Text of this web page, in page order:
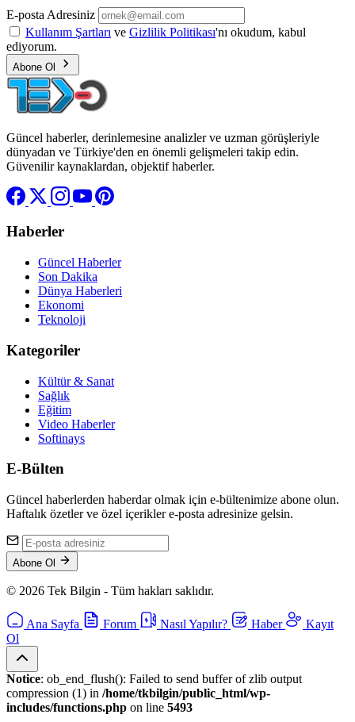
E-posta Adresiniz
Kullanım Şartları ve Gizlilik Politikası'nı okudum, kabul
ediyorum.
Abone Ol
Güncel haberler, derinlemesine analizler ve uzman görüşleriyle
dünyadan ve Türkiye'den en önemli gelişmeleri takip edin.
Güvenilir kaynaklardan, objektif haberler.
Haberler
Güncel Haberler
Son Dakika
Dünya Haberleri
Ekonomi
Teknoloji
Kategoriler
Kültür & Sanat
Sağlık
Eğitim
Video Haberler
Softinays
E-Bülten
Güncel haberlerden haberdar olmak için e-bültenimize abone olun.
Haftalık özetler ve özel içerikler e-posta adresinize gelsin.
Abone Ol
© 2026 Tek Bilgin - Tüm hakları saklıdır.
Ana Sayfa Forum Nasıl Yapılır? Haber
Kayıt
Ol
Notice: ob_end_flush(): Failed to send buffer of zlib output
compression (1) in /home/tkbilgin/public_html/wp-
includes/functions.php on line 5493